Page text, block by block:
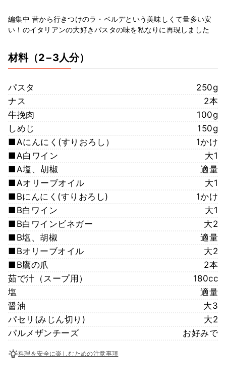
編集中 昔から行きつけのラ・ベルデという美味しくて量多い安
い！のイタリアンの大好きパスタの味を私なりに再現しました
材料（2−3人分）
パスタ
250g
ナス
2本
牛挽肉
100g
しめじ
150g
■Aにんにく(すりおろし）
1かけ
■A白ワイン
大1
■A塩、胡椒
適量
■Aオリーブオイル
大1
■Bにんにく(すりおろし)
1かけ
■B白ワイン
大1
■B白ワインビネガー
大2
■B塩、胡椒
適量
■Bオリーブオイル
大2
■B鷹の爪
2本
茹で汁（スープ用）
180cc
塩
適量
醤油
大3
パセリ(みじん切り)
大2
パルメザンチーズ
お好みで
料理を安全に楽しむための注意事項